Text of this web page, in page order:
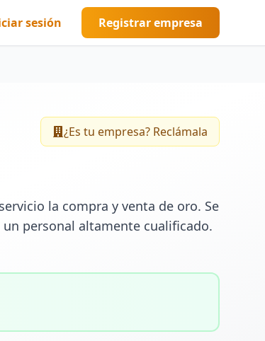
sesión Registrar empresa
¿Es tu empresa? Reclámala
la compra y venta de oro. Se
un personal altamente cualificado.